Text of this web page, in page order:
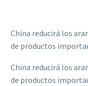
China reducirá los
de productos
China reducirá los
de productos